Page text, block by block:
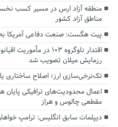
منطقه آزاد ارس در مسیر کسب
مناطق آزاد کشور
پیت هگست: صنعت دفاعی آمریکا به
رزمایش میلان تصویب شد
تک‌نرخی‌سازی ارز؛ اصلاح ساختاری
اعمال محدودیت‌های ترافیکی پایان
مقطعی چالوس و هراز
دیپلمات سابق انگلیس:‌ ترامپ